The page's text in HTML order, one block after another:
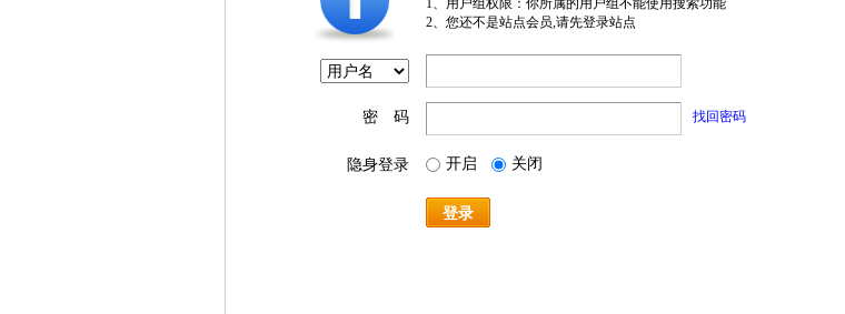
1、用户组权限：你所属的用户组不能使用搜索功能
2、您还不是站点会员,请先登录站点
密 码 找回密码
隐身登录 开启 关闭
登录